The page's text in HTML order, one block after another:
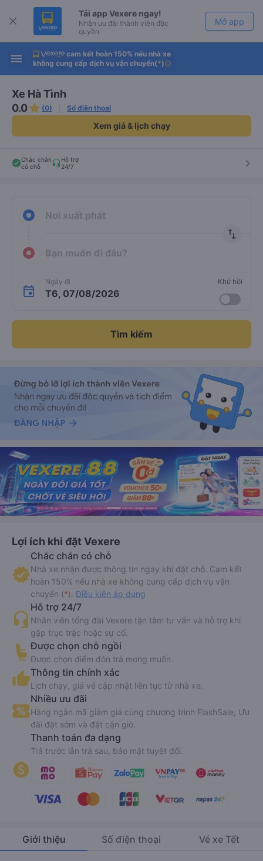
Tải app Vexere ngay!
Nhận ưu đãi thành viên độc
quyền
Mở app
Tải app Vexere
-30k/ghế khi đặt vé máy bay qua
app
cam kết hoàn 150% nếu nhà xe
không cung cấp dịch vụ vận chuyển(*)info
Xe Hà Tình
0.0
(0) Số điện thoại
Xem giá & lịch chạy
Chắc chắn
có chỗ
Hỗ trợ
24/7
keyboard_arrow_right
Nơi xuất phát
import_export
Bạn muốn đi đâu?
Ngày đi
T6, 07/08/2026
Khứ hồi
Tìm kiếm
Lợi ích khi đặt Vexere
Chắc chắn có chỗ
Nhà xe nhận được thông tin ngay khi đặt chỗ. Cam kết
hoàn 150% nếu nhà xe không cung cấp dịch vụ vận
chuyển (*). Điều kiện áp dụng
Hỗ trợ 24/7
Nhân viên tổng đài Vexere tận tâm tư vấn và hỗ trợ khi
gặp trục trặc hoặc sự cố.
Được chọn chỗ ngồi
Được chọn điểm đón trả mong muốn.
Thông tin chính xác
Lịch chạy, giá vé cập nhật liên tục từ nhà xe.
Nhiều ưu đãi
Hàng ngàn mã giảm giá cùng chương trình FlashSale, Ưu
đãi đặt sớm và đặt cận giờ.
Thanh toán đa dạng
Trả trước lẫn trả sau, bảo mật tuyệt đối.
Giới thiệu Số điện thoại Vé xe Tết